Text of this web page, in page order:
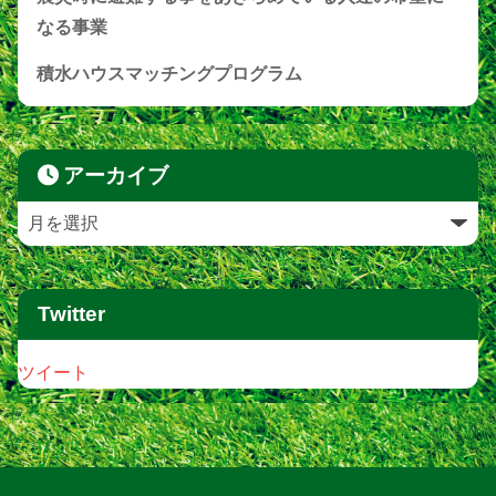
なる事業
積水ハウスマッチングプログラム
アーカイブ
Twitter
ツイート